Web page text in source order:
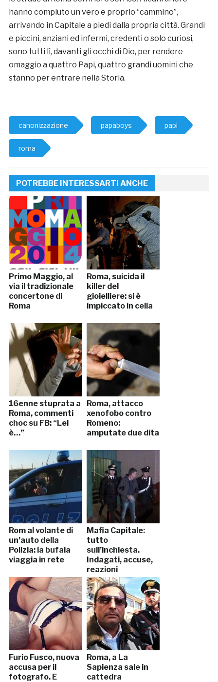
hanno compiuto un vero e proprio “cammino”,
arrivando in Capitale a piedi dalla propria città. Grandi
e piccini, anziani ed infermi, credenti o solo curiosi,
sono tutti lì, davanti gli occhi di Dio, per rendere
omaggio a quattro Papi, quattro grandi uomini che
stanno per entrare nella Storia.
canonizzazione papaboys papi
roma
POTREBBE INTERESSARTI ANCHE
Primo Maggio, al
via il tradizionale
concertone di
Roma
Roma, suicida il
killer del
gioielliere: si è
impiccato in cella
16enne stuprata a
Roma, commenti
choc su FB: “Lei
è…”
Roma, attacco
xenofobo contro
Romeno:
amputate due dita
Rom al volante di
un’auto della
Polizia: la bufala
viaggia in rete
Mafia Capitale:
tutto
sull’inchiesta.
Indagati, accuse,
reazioni
Furio Fusco, nuova
accusa per il
fotografo. E
Roma, a La
Sapienza sale in
cattedra